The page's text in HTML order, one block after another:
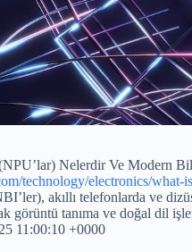
Nelerdir Ve Modern
technology/electronics/what-
akıllı telefonlarda ve
görüntü tanıma ve doğal dil
11:00:10 +0000